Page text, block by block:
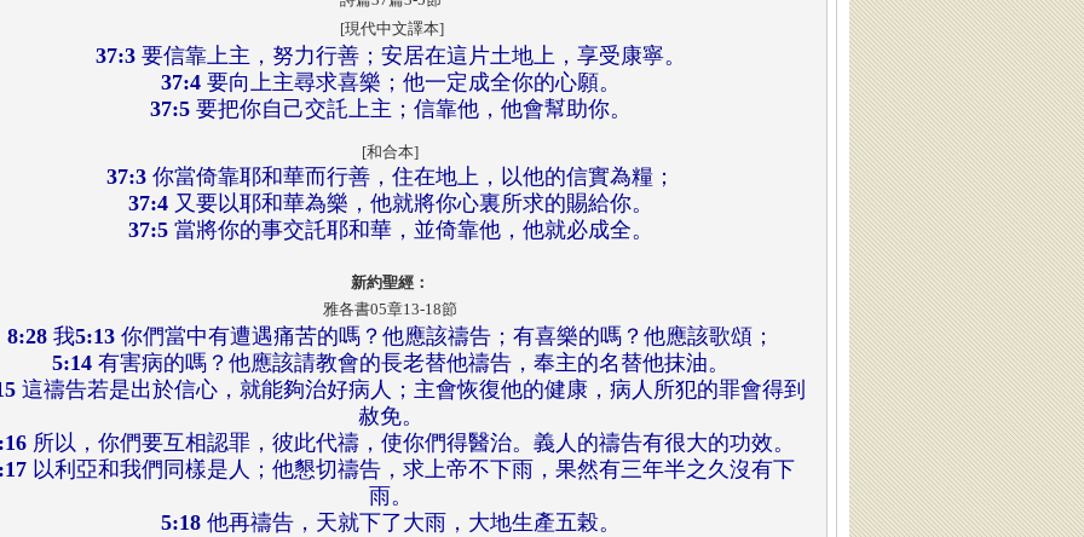
[現代中文譯本]
37:3要信靠上主，努力行善；安居在這片土地上，享受康寧。
37:4要向上主尋求喜樂；他一定成全你的心願。
37:5要把你自己交託上主；信靠他，他會幫助你。
[和合本]
37:3你當倚靠耶和華而行善，住在地上，以他的信實為糧；
37:4又要以耶和華為樂，他就將你心裏所求的賜給你。
37:5當將你的事交託耶和華，並倚靠他，他就必成全。
新約聖經：
雅各書05章13-18節
8:28我5:13你們當中有遭遇痛苦的嗎？他應該禱告；有喜樂的嗎？他應該歌頌；
5:14有害病的嗎？他應該請教會的長老替他禱告，奉主的名替他抹油。
這禱告若是出於信心，就能夠治好病人；主會恢復他的健康，病人所犯的罪會得到
赦免。
所以，你們要互相認罪，彼此代禱，使你們得醫治。義人的禱告有很大的功效。
以利亞和我們同樣是人；他懇切禱告，求上帝不下雨，果然有三年半之久沒有下
雨。
5:18他再禱告，天就下了大雨，大地生產五榖。